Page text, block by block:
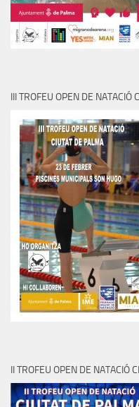
III TROFEU OPEN DE NATACIÓ
II TROFEU OPEN DE NATACIÓ